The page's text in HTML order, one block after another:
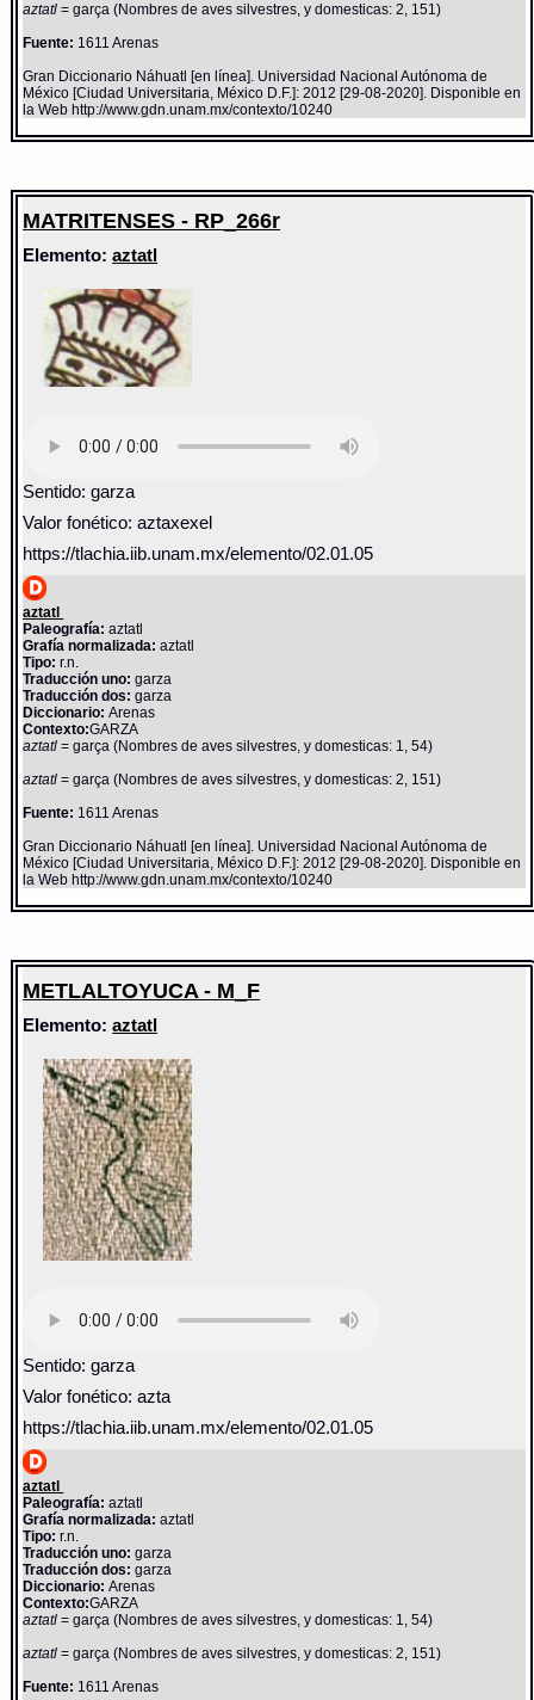
aztatl= garça (Nombres de aves silvestres, y domesticas: 2, 151)
Fuente: 1611 Arenas
Gran Diccionario Náhuatl [en línea]. Universidad Nacional Autónoma de
México [Ciudad Universitaria, México D.F.]: 2012 [29-08-2020]. Disponible en
la Web http://www.gdn.unam.mx/contexto/10240
MATRITENSES - RP_266r
Elemento:aztatl
Sentido: garza
Valor fonético: aztaxexel
https://tlachia.iib.unam.mx/elemento/02.01.05
aztatl
Paleografía: aztatl
Grafía normalizada: aztatl
Tipo: r.n.
Traducción uno: garza
Traducción dos: garza
Diccionario:Arenas
Contexto:GARZA
aztatl= garça (Nombres de aves silvestres, y domesticas: 1, 54)
aztatl= garça (Nombres de aves silvestres, y domesticas: 2, 151)
Fuente: 1611 Arenas
Gran Diccionario Náhuatl [en línea]. Universidad Nacional Autónoma de
México [Ciudad Universitaria, México D.F.]: 2012 [29-08-2020]. Disponible en
la Web http://www.gdn.unam.mx/contexto/10240
METLALTOYUCA - M_F
Elemento:aztatl
Sentido: garza
Valor fonético: azta
https://tlachia.iib.unam.mx/elemento/02.01.05
aztatl
Paleografía: aztatl
Grafía normalizada: aztatl
Tipo: r.n.
Traducción uno: garza
Traducción dos: garza
Diccionario:Arenas
Contexto:GARZA
aztatl= garça (Nombres de aves silvestres, y domesticas: 1, 54)
aztatl= garça (Nombres de aves silvestres, y domesticas: 2, 151)
Fuente: 1611 Arenas